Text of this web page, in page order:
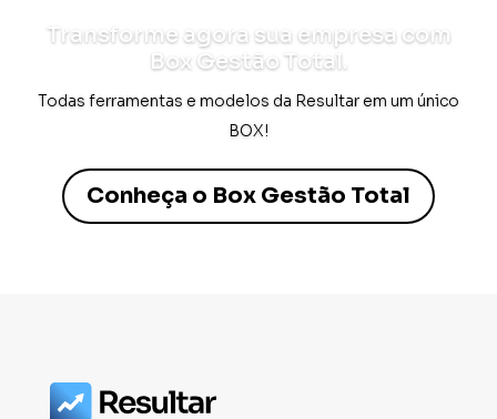
Transforme agora sua empresa com
Box Gestão Total.
Todas ferramentas e modelos da Resultar em um único
BOX!
Conheça o Box Gestão Total